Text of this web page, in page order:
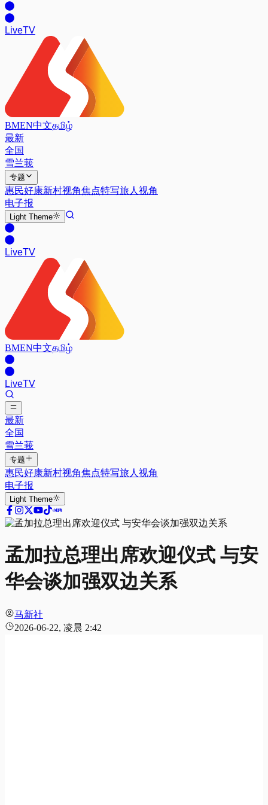
LiveTV
BMEN中文தமிழ்
最新
全国
雪兰莪
专题
惠民好康新村视角焦点特写旅人视角
电子报
Light Theme
LiveTV
BMEN中文தமிழ்
LiveTV
最新
全国
雪兰莪
专题
惠民好康新村视角焦点特写旅人视角
电子报
Light Theme
孟加拉总理出席欢迎仪式 与安
华会谈加强双边关系
马新社
2026-06-22, 凌晨 2:42